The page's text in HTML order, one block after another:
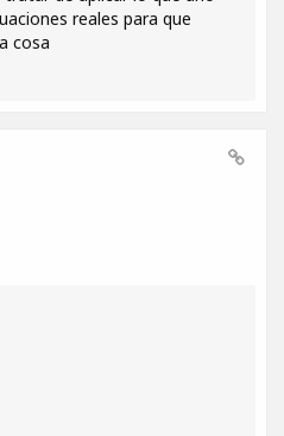
reales para que
cosa